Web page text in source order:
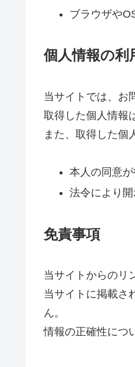
ブラウザや
個人情報の利
当サイトでは、お
取得した個人情報
また、取得した個
本人の同意
法令により
免責事項
当サイトからのリ
当サイトに掲載さ
ん。
情報の正確性につ